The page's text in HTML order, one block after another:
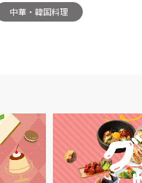
中華・韓国料理